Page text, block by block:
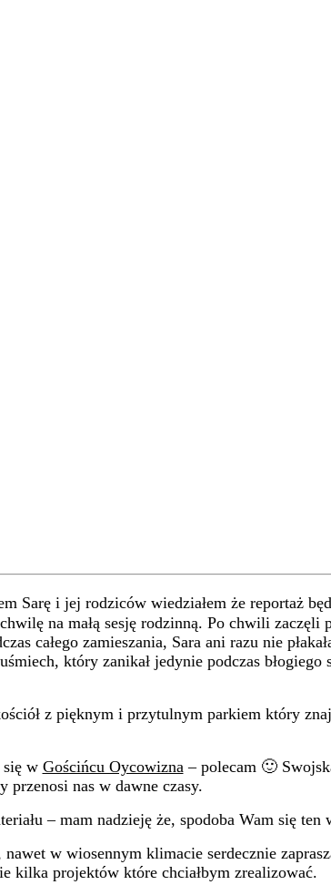
Sarę i jej rodziców wiedziałem że reportaż
na małą sesję rodzinną. Po chwili zaczęli
całego zamieszania, Sara ani razu nie
który zanikał jedynie podczas błogiego
z pięknym i przytulnym parkiem który
się w Gościńcu Oycowizna – polecam 🙂
przenosi nas w dawne czasy.
– mam nadzieję że, spodoba Wam się ten
w wiosennym klimacie serdecznie
kilka projektów które chciałbym zrealizować.